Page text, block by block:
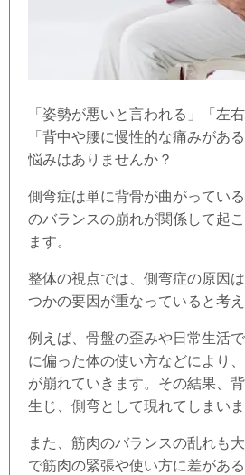
「姿勢が悪いと言われる」「左
「背中や腰に慢性的な痛みが
悩みはありませんか？
側弯症は単に背骨が曲がってい
のバランスの崩れが関係して起
ます。
整体の視点では、側弯症の原因
つかの要因が重なっていると考え
例えば、骨盤の歪みや日常生活
に偏った体の使い方などにより
が崩れていきます。その結果、
生じ、側弯として現れてしまいま
また、筋肉のバランスの乱れも
で筋肉の緊張や使い方に差があ